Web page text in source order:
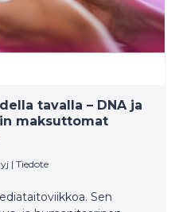
tavalla – DNA ja
maksuttomat
| Tiedote
Sen